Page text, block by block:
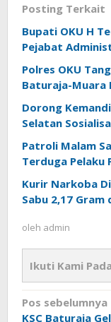
Posting Terkait
Bupati OKU H
Pejabat
Polres OKU
Baturaja-Muara
Dorong
Selatan
Patroli Malam
Terduga Pelaku
Kurir Narkoba
Sabu 2,17
oleh admin
Ikuti Kami
Navigasi
Pos sebelumnya
KSC Baturaja